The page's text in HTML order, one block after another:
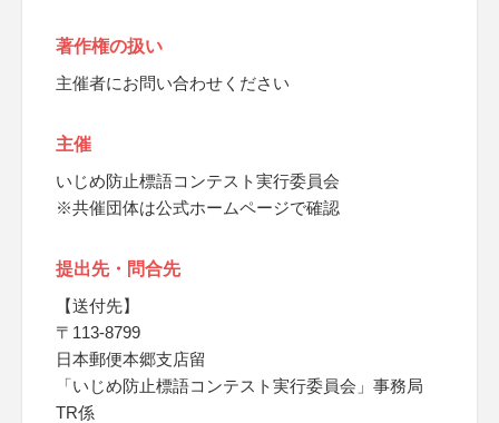
著作権の扱い
主催者にお問い合わせください
主催
いじめ防止標語コンテスト実行委員会
※共催団体は公式ホームページで確認
提出先・問合先
【送付先】
〒113-8799
日本郵便本郷支店留
「いじめ防止標語コンテスト実行委員会」事務局
TR係